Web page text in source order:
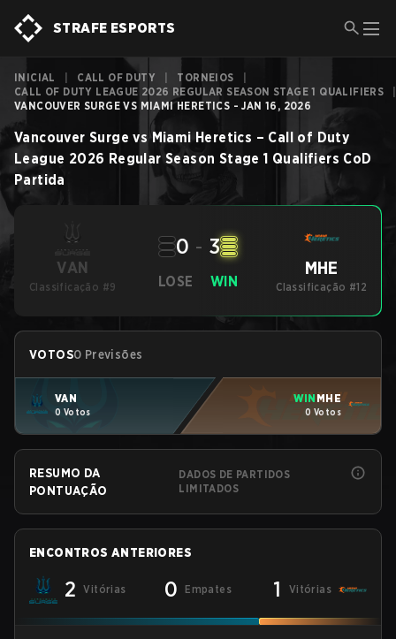
STRAFE ESPORTS
INICIAL CALL OF DUTY TORNEIOS
CALL OF DUTY LEAGUE 2026 REGULAR SEASON STAGE 1 QUALIFIERS
VANCOUVER SURGE VS MIAMI HERETICS - JAN 16, 2026
Vancouver Surge vs Miami Heretics – Call of Duty
League 2026 Regular Season Stage 1 Qualifiers CoD
Partida
VAN
Classificação #9 LOSE
0 - 3
WIN
MHE
Classificação #12
VOTOS0 Previsões
VAN
0 Votos
WIN MHE
0 Votos
RESUMO DA
PONTUAÇÃO
DADOS DE PARTIDOS
LIMITADOS
ENCONTROS ANTERIORES
2 Vitórias 0 Empates 1 Vitórias